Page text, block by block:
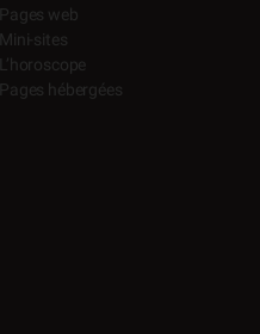
Pages web
Mini-sites
L’horoscope
Pages hébergées